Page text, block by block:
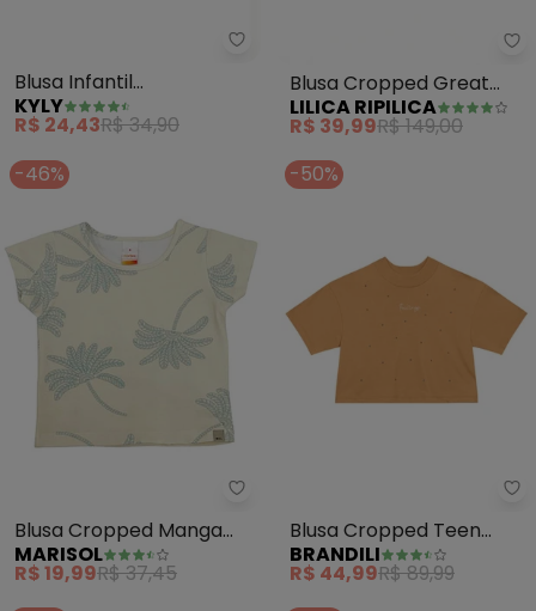
Kyly - Blusa Infantil
Blusa Infantil
Menina(Preto)
KYLY
R$ 24,43R$ 34,90
Blusa Cropped Great
Mood (Branco)
LILICA RIPILICA
R$ 39,99R$ 149,00
-46%
Blusa Cropped Manga
Curta com Aroma
(Branco)
MARISOL
R$ 19,99R$ 37,45
-50%
Blusa Cropped Teen
Menina de Strass
(Marrom)
BRANDILI
R$ 44,99R$ 89,99